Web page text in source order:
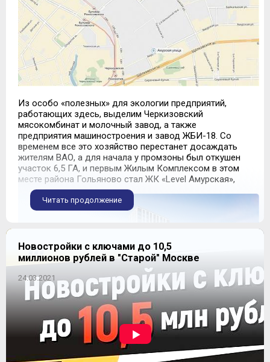
Из особо «полезных» для экологии предприятий,
работающих здесь, выделим Черкизовский
мясокомбинат и молочный завод, а также
предприятия машиностроения и завод ЖБИ-18. Со
временем все это хозяйство перестанет досаждать
жителям ВАО, а для начала у промзоны был откушен
участок 6,5 ГА, и первым Жилым Комплексом в этом
месте района Гольяново стал ЖК «Level Амурская»,
Читать продолжение
Новостройки с ключами до 10,5
миллионов рублей в "Старой" Москве
24.03.2021